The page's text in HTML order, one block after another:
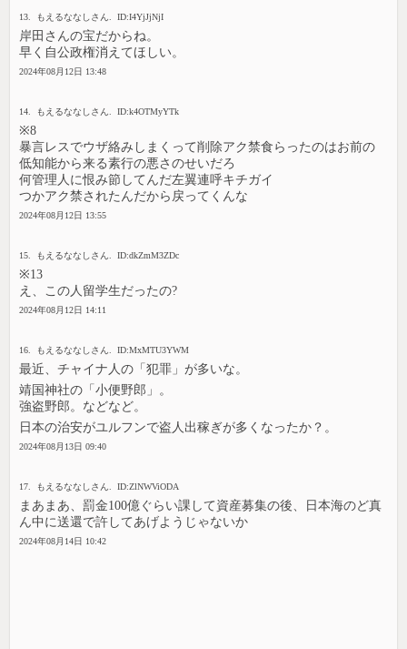
13. もえるななしさん. ID:I4YjJjNjI
岸田さんの宝だからね。
早く自公政権消えてほしい。
2024年08月12日 13:48
14. もえるななしさん. ID:k4OTMyYTk
※8
暴言レスでウザ絡みしまくって削除アク禁食らったのはお前の
低知能から来る素行の悪さのせいだろ
何管理人に恨み節してんだ左翼連呼キチガイ
つかアク禁されたんだから戻ってくんな
2024年08月12日 13:55
15. もえるななしさん. ID:dkZmM3ZDc
※13
え、この人留学生だったの?
2024年08月12日 14:11
16. もえるななしさん. ID:MxMTU3YWM
最近、チャイナ人の「犯罪」が多いな。
靖国神社の「小便野郎」。
強盗野郎。などなど。
日本の治安がユルフンで盗人出稼ぎが多くなったか？。
2024年08月13日 09:40
17. もえるななしさん. ID:ZlNWViODA
まあまあ、罰金100億ぐらい課して資産募集の後、日本海のど真
ん中に送還で許してあげようじゃないか
2024年08月14日 10:42